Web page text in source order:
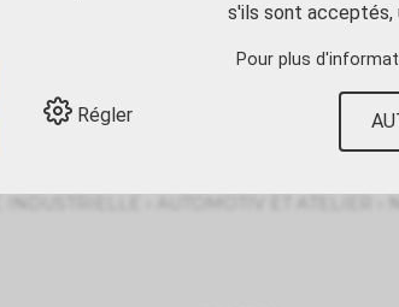
entretien
s'ils sont acceptés,
Pour plus
Régler